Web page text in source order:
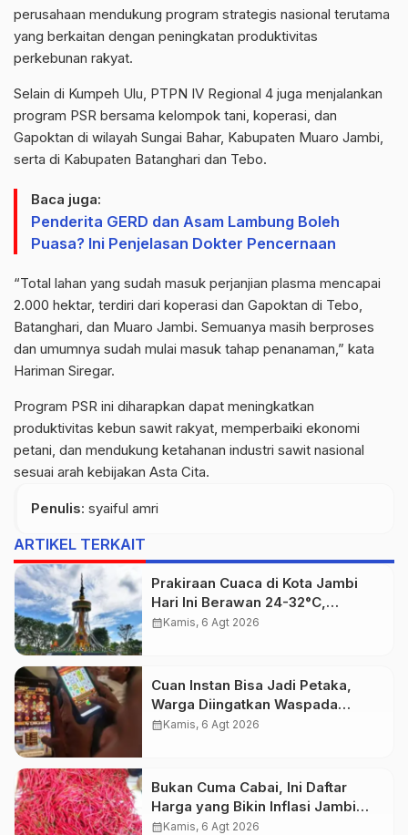
perusahaan mendukung program strategis nasional terutama
yang berkaitan dengan peningkatan produktivitas
perkebunan rakyat.
Selain di Kumpeh Ulu, PTPN IV Regional 4 juga menjalankan
program PSR bersama kelompok tani, koperasi, dan
Gapoktan di wilayah Sungai Bahar, Kabupaten Muaro Jambi,
serta di Kabupaten Batanghari dan Tebo.
Baca juga:
Penderita GERD dan Asam Lambung Boleh
Puasa? Ini Penjelasan Dokter Pencernaan
“Total lahan yang sudah masuk perjanjian plasma mencapai
2.000 hektar, terdiri dari koperasi dan Gapoktan di Tebo,
Batanghari, dan Muaro Jambi. Semuanya masih berproses
dan umumnya sudah mulai masuk tahap penanaman,” kata
Hariman Siregar.
Program PSR ini diharapkan dapat meningkatkan
produktivitas kebun sawit rakyat, memperbaiki ekonomi
petani, dan mendukung ketahanan industri sawit nasional
sesuai arah kebijakan Asta Cita.
Penulis: syaiful amri
ARTIKEL TERKAIT
Prakiraan Cuaca di Kota Jambi
Hari Ini Berawan 24-32°C,
kelembapan 59-97 persen.
calendar_monthKamis, 6 Agt 2026
Cuan Instan Bisa Jadi Petaka,
Warga Diingatkan Waspada
Investasi Bodong dan Judi Online
calendar_monthKamis, 6 Agt 2026
Bukan Cuma Cabai, Ini Daftar
Harga yang Bikin Inflasi Jambi
Tembus 3,25 Persen
calendar_monthKamis, 6 Agt 2026